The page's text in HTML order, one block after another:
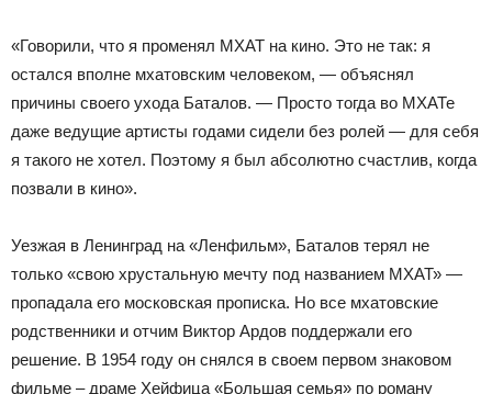
«Говорили, что я променял МХАТ на кино. Это не так: я
остался вполне мхатовским человеком, — объяснял
причины своего ухода Баталов. — Просто тогда во МХАТе
даже ведущие артисты годами сидели без ролей — для себя
я такого не хотел. Поэтому я был абсолютно счастлив, когда
позвали в кино».
Уезжая в Ленинград на «Ленфильм», Баталов терял не
только «свою хрустальную мечту под названием МХАТ» —
пропадала его московская прописка. Но все мхатовские
родственники и отчим Виктор Ардов поддержали его
решение. В 1954 году он снялся в своем первом знаковом
фильме – драме Хейфица «Большая семья» по роману